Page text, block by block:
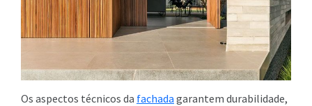
Os aspectos técnicos da fachada garantem durabilidade,